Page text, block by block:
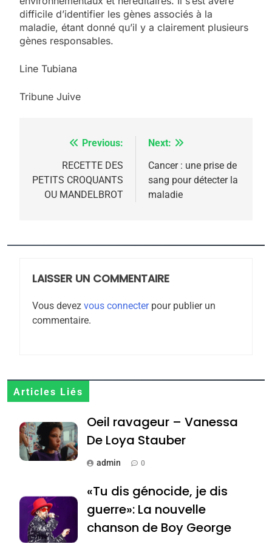
difficile d’identifier les gènes associés à la
maladie, étant donné qu’il y a clairement plusieurs
gènes responsables.
Line Tubiana
Tribune Juive
Navigation
l’article
Previous:
RECETTE DES
PETITS CROQUANTS
OU MANDELBROT
Next:
Cancer : une prise de
sang pour détecter la
maladie
LAISSER UN COMMENTAIRE
Vous devez vous connecterpour publier un
commentaire.
Articles Liés
Oeil ravageur – Vanessa
De Loya Stauber
admin 0
«Tu dis génocide, je dis
guerre»: La nouvelle
chanson de Boy George
2025, l’année la plus
rapport d’ADL contre
FRANCE ISRAÉL
6
Zrihen-Dvir
7
Jacques Hadida
JUDAISME
Maroc : Les amandes de
Tafraout, le miel de Tadla
Azilal consacrés produits
du terroir